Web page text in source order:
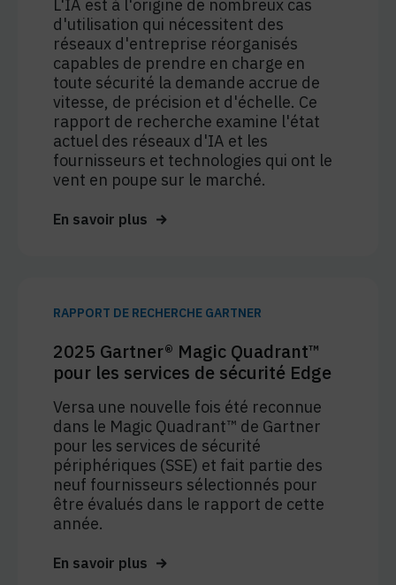
L'IA est à l'origine de nombreux cas
d'utilisation qui nécessitent des
réseaux d'entreprise réorganisés
capables de prendre en charge en
toute sécurité la demande accrue de
vitesse, de précision et d'échelle. Ce
rapport de recherche examine l'état
actuel des réseaux d'IA et les
fournisseurs et technologies qui ont le
vent en poupe sur le marché.
En savoir plus
RAPPORT DE RECHERCHE GARTNER
2025 Gartner® Magic Quadrant™
pour les services de sécurité Edge
Versa une nouvelle fois été reconnue
dans le Magic Quadrant™ de Gartner
pour les services de sécurité
périphériques (SSE) et fait partie des
neuf fournisseurs sélectionnés pour
être évalués dans le rapport de cette
année.
En savoir plus